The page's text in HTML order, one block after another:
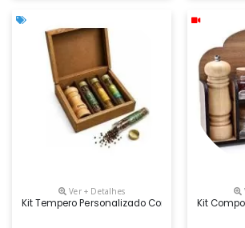
Ver + Detalhes
Kit Tempero Personalizado Contendo: 03
Kit